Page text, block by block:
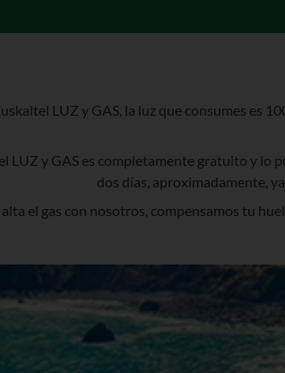
LUZ y GAS, la luz que consumes es
LUZ y GAS es completamente gratuito y lo
dos días, aproximadamente,
alta el gas con nosotros, compensamos tu